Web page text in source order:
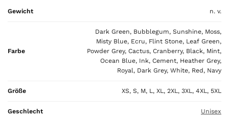
a
0
€
Gewicht n. v.
Farbe
Dark Green, Bubblegum, Sunshine, Moss,
Misty Blue, Ecru, Flint Stone, Leaf Green,
Powder Grey, Cactus, Cranberry, Black, Mint,
Ocean Blue, Ink, Cement, Heather Grey,
Royal, Dark Grey, White, Red, Navy
Größe XS, S, M, L, XL, 2XL, 3XL, 4XL, 5XL
Geschlecht Unisex